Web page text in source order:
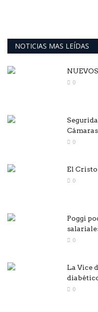
NOTICIAS MAS LEÍDAS
0
0
El
0
Poggi
0
La Vice
0